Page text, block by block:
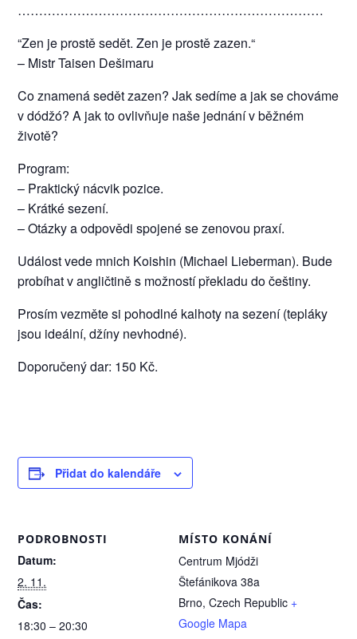
………………………………………………………………
“Zen je prostě sedět. Zen je prostě zazen.“
– Mistr Taisen Dešimaru
Co znamená sedět zazen? Jak sedíme a jak se chováme
v dódžó? A jak to ovlivňuje naše jednání v běžném
životě?
Program:
– Praktický nácvik pozice.
– Krátké sezení.
– Otázky a odpovědi spojené se zenovou praxí.
Událost vede mnich Koishin (Michael Lieberman). Bude
probíhat v angličtině s možností překladu do češtiny.
Prosím vezměte si pohodlné kalhoty na sezení (tepláky
jsou ideální, džíny nevhodné).
Doporučený dar: 150 Kč.
Přidat do kalendáře
PODROBNOSTI
Datum:
2. 11.
Čas:
18:30 – 20:30
MÍSTO KONÁNÍ
Centrum Mjódži
Štefánikova 38a
Brno, Czech Republic +
Google Mapa